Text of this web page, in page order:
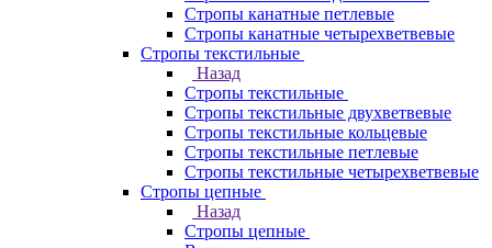
Стропы канатные петлевые
Стропы канатные четырехветвевые
Стропы текстильные
Назад
Стропы текстильные
Стропы текстильные двухветвевые
Стропы текстильные кольцевые
Стропы текстильные петлевые
Стропы текстильные четырехветвевые
Стропы цепные
Назад
Стропы цепные